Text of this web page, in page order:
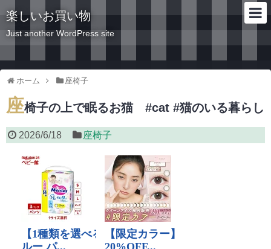
楽しいお買い物
Just another WordPress site
ホーム 座椅子
座椅子の上で眠るお猫 #cat #猫のいる暮らし
2026/6/18 座椅子